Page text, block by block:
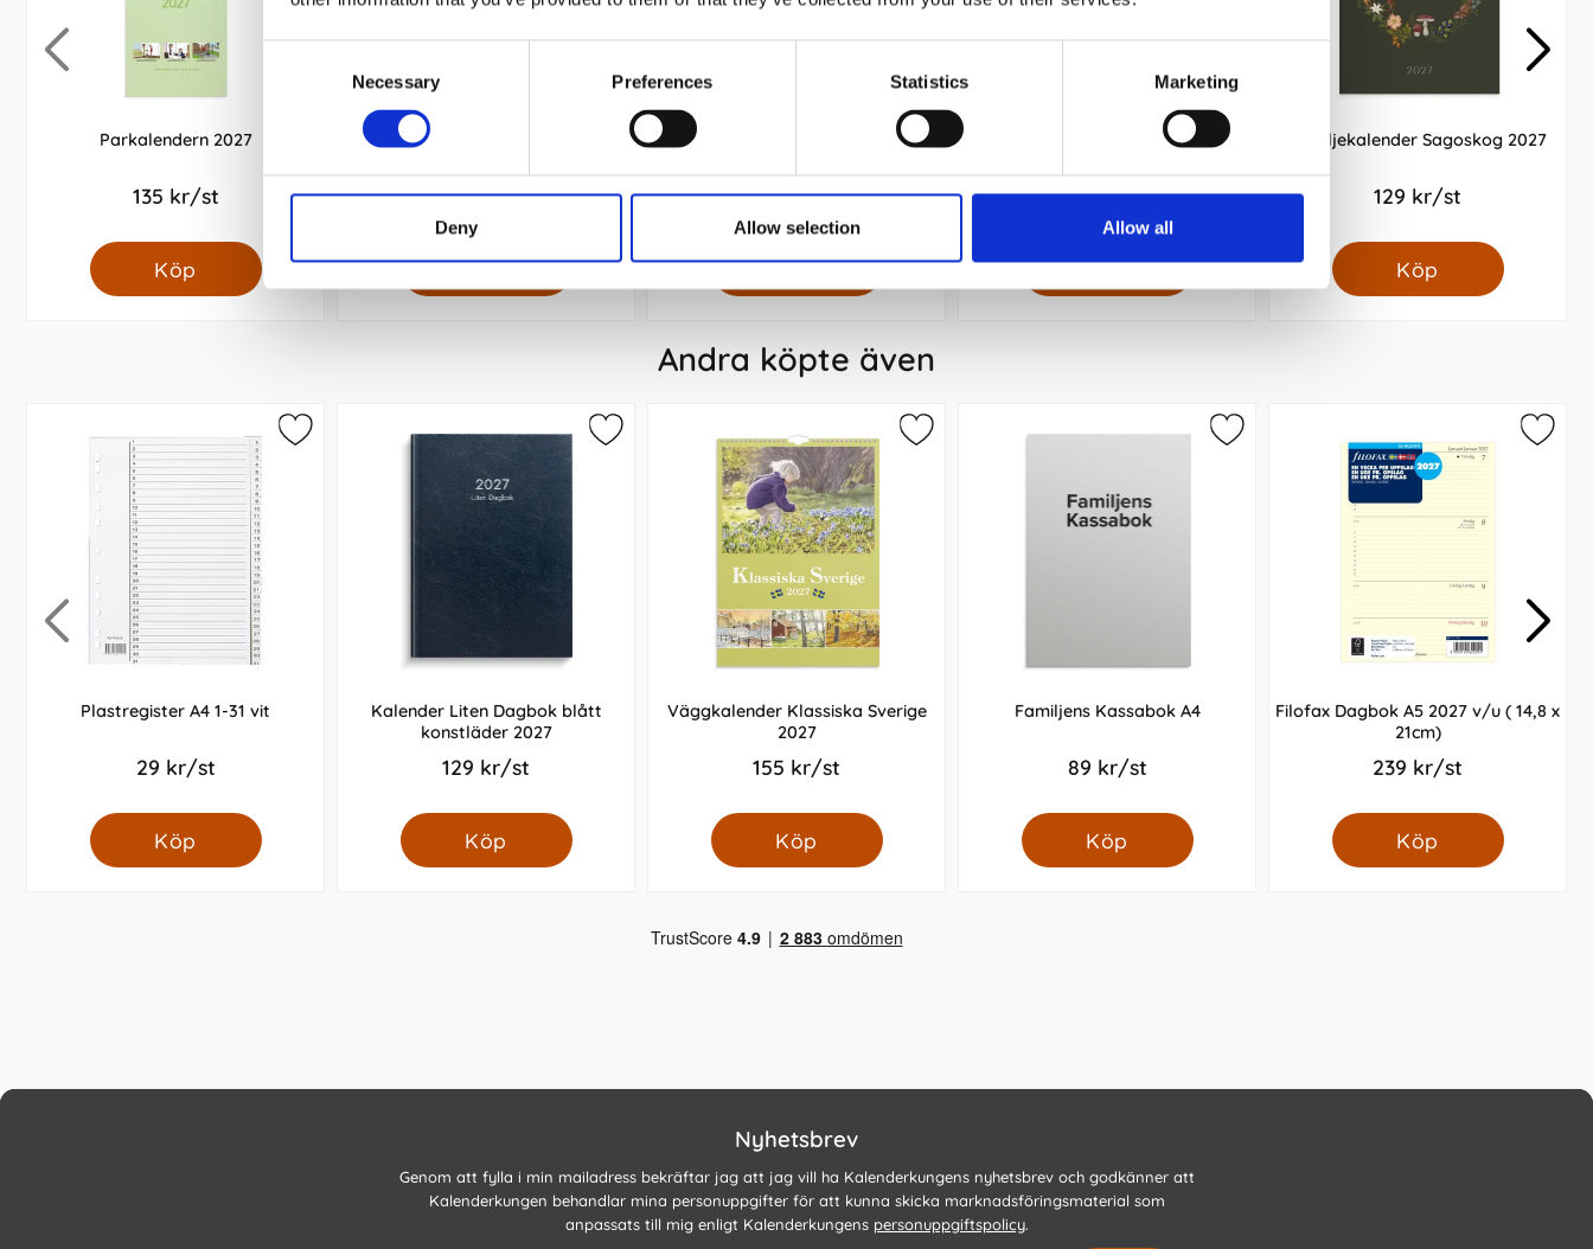
Necessary Preferences Statistics Marketing
Deny Allow selection Allow all
Parkalendern 2027
135 kr/st
Köp
Familjekalender Årstider 2027
155 kr/st
Köp
Familjekalender Mamma Mu 2027
159 kr/st
Köp
Familjekalender Color Blocking
119 kr/st
Köp
Familjekalender Sagoskog 2027
129 kr/st
Köp
Andra köpte även
Plastregister A4 1-31 vit
29 kr/st
Köp
Kalender Liten Dagbok blått
konstläder 2027
129 kr/st
Köp
Väggkalender Klassiska Sverige
2027
155 kr/st
Köp
Familjens Kassabok A4
89 kr/st
Köp
Filofax Dagbok A5 2027 v/u ( 14,8 x
21cm)
239 kr/st
Köp
Nyhetsbrev
Genom att fylla i min mailadress bekräftar jag att jag vill ha Kalenderkungens nyhetsbrev och godkänner att
Kalenderkungen behandlar mina personuppgifter för att kunna skicka marknadsföringsmaterial som
anpassats till mig enligt Kalenderkungens personuppgiftspolicy.